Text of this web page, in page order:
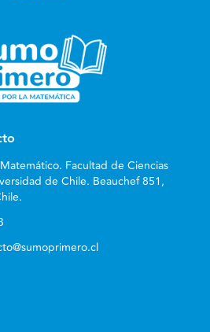
Facultad de Ciencias
de Chile. Beauchef 851,